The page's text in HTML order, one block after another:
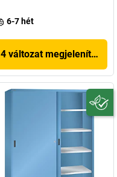
6-7 hét
4 változat megjelenítése